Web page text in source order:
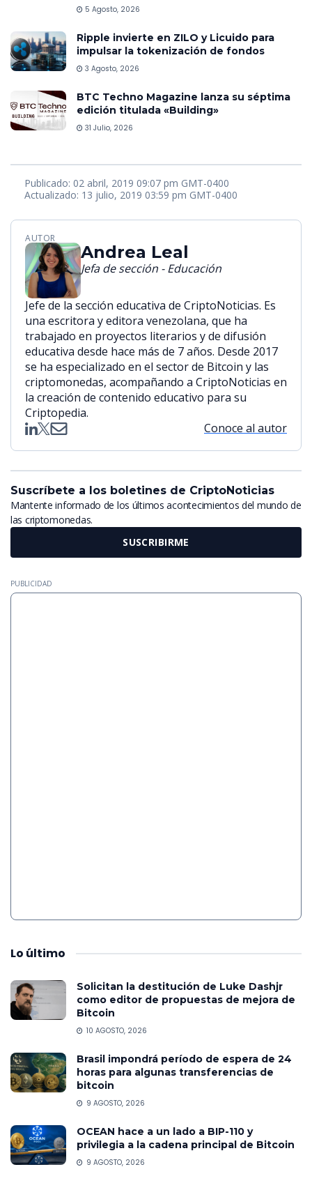
5 Agosto, 2026
Ripple invierte en ZILO y Licuido para
impulsar la tokenización de fondos
3 Agosto, 2026
BTC Techno Magazine lanza su séptima
edición titulada «Building»
31 Julio, 2026
Publicado: 02 abril, 2019 09:07 pm GMT-0400
Actualizado: 13 julio, 2019 03:59 pm GMT-0400
AUTOR
Andrea Leal
Jefa de sección - Educación
Jefe de la sección educativa de CriptoNoticias. Es
una escritora y editora venezolana, que ha
trabajado en proyectos literarios y de difusión
educativa desde hace más de 7 años. Desde 2017
se ha especializado en el sector de Bitcoin y las
criptomonedas, acompañando a CriptoNoticias en
la creación de contenido educativo para su
Criptopedia.
Conoce al autor
Suscríbete a los boletines de CriptoNoticias
Mantente informado de los últimos acontecimientos del mundo de
las criptomonedas.
SUSCRIBIRME
PUBLICIDAD
Lo último
Solicitan la destitución de Luke Dashjr
como editor de propuestas de mejora de
Bitcoin
10 AGOSTO, 2026
Brasil impondrá período de espera de 24
horas para algunas transferencias de
bitcoin
9 AGOSTO, 2026
OCEAN hace a un lado a BIP-110 y
privilegia a la cadena principal de Bitcoin
9 AGOSTO, 2026